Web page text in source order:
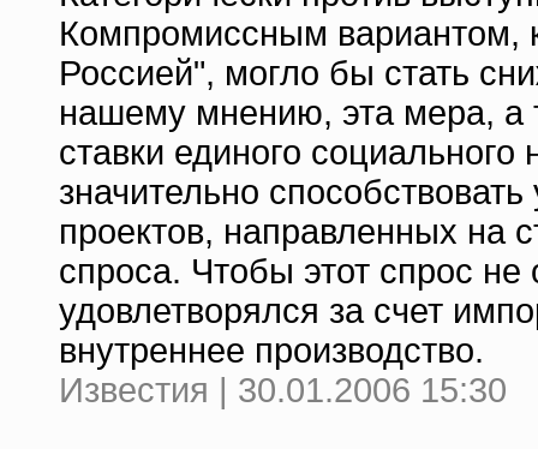
Компромиссным вариантом,
Россией", могло бы стать
нашему мнению, эта мера, а
ставки единого
значительно
проектов, направленных на
спроса. Чтобы этот спрос
удовлетворялся за счет
внутреннее производство.
Известия | 30.01.2006 15:30